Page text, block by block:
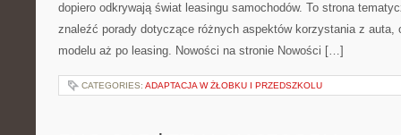
dopiero odkrywają świat leasingu samochodów. To strona
znaleźć porady dotyczące różnych aspektów korzystania z auta,
modelu aż po leasing. Nowości na stronie Nowości […]
CATEGORIES: ADAPTACJA W ŻŁOBKU I PRZEDSZKOLU